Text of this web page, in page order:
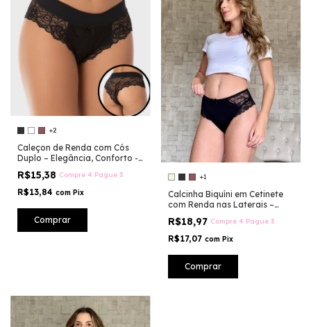
+2
Caleçon de Renda com Cós
Duplo – Elegância, Conforto -
R$15,38 Compre 4 Pague 3
R$13,84 com Pix
Comprar
+1
Calcinha Biquíni em Cetinete
com Renda nas Laterais –
R$18,97 Compre 4 Pague 3
R$17,07 com Pix
Comprar